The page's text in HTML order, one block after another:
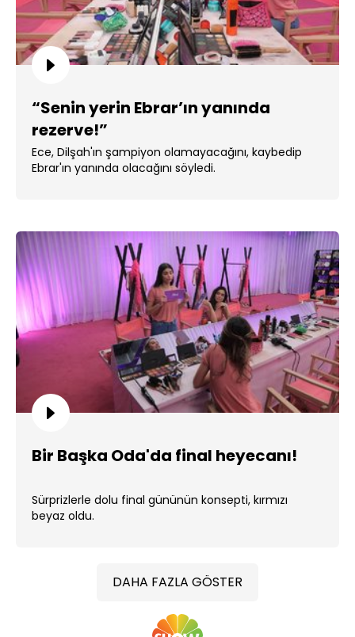
“Senin yerin Ebrar’ın yanında
rezerve!”
Ece, Dilşah'ın şampiyon olamayacağını, kaybedip
Ebrar'ın yanında olacağını söyledi.
Bir Başka Oda'da final heyecanı!
Sürprizlerle dolu final gününün konsepti, kırmızı
beyaz oldu.
DAHA FAZLA GÖSTER